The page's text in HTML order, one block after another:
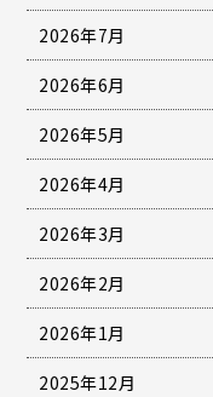
2026年7月
2026年6月
2026年5月
2026年4月
2026年3月
2026年2月
2026年1月
2025年12月